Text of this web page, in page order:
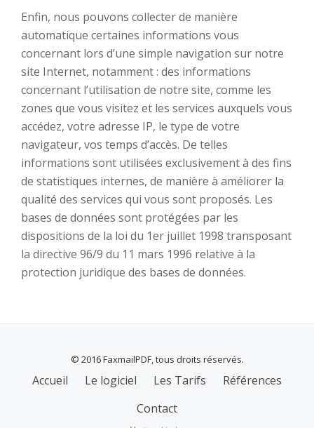
Enfin, nous pouvons collecter de manière
automatique certaines informations vous
concernant lors d’une simple navigation sur notre
site Internet, notamment : des informations
concernant l’utilisation de notre site, comme les
zones que vous visitez et les services auxquels vous
accédez, votre adresse IP, le type de votre
navigateur, vos temps d’accès. De telles
informations sont utilisées exclusivement à des fins
de statistiques internes, de manière à améliorer la
qualité des services qui vous sont proposés. Les
bases de données sont protégées par les
dispositions de la loi du 1er juillet 1998 transposant
la directive 96/9 du 11 mars 1996 relative à la
protection juridique des bases de données.
© 2016 FaxmailPDF, tous droits réservés.
MENUAccueil Le logiciel Les Tarifs
Références
Contact